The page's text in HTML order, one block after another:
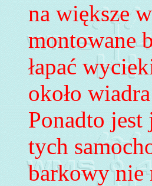
na większe
montowane
łapać
około
Ponadto jest
tych
barkowy